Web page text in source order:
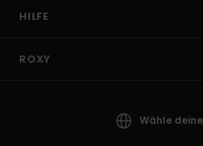
HILFE
ROXY
Wähle